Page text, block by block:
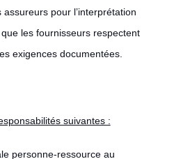
pour l’interprétation
les fournisseurs respectent
exigences documentées.
suivantes :
personne-ressource au